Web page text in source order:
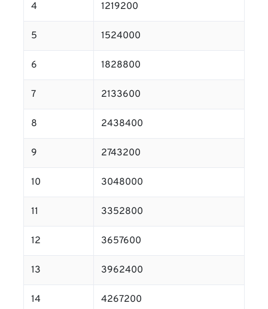
4 1219200
5 1524000
6 1828800
7 2133600
8 2438400
9 2743200
10 3048000
11 3352800
12 3657600
13 3962400
14 4267200